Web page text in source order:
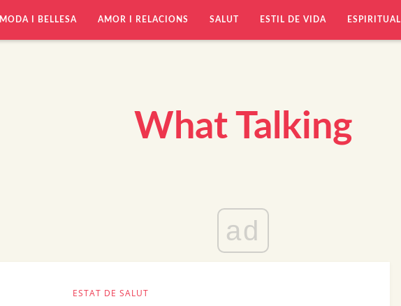
MODA I BELLESA AMOR I RELACIONS SALUT ESTIL DE VIDA ESPIRITUAL
What Talking
ad
ESTAT DE SALUT